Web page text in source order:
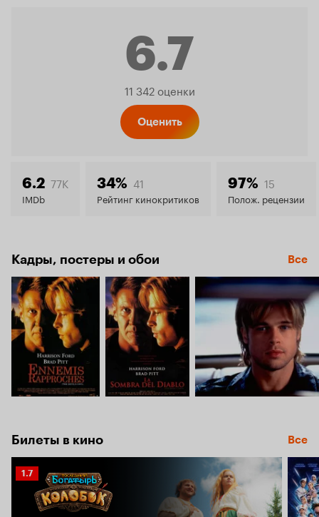
6.7
Рейтинг
6.7
11 342 оценки
Оценить
6.2 77K
IMDb
34% 41
Рейтинг кинокритиков
97% 15
Полож. рецензии
Кадры, постеры и обои Все
Билеты в кино Все
Рейтинг
Кинопоиска
1.7